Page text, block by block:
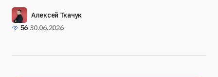
Алексей Ткачук
56 30.06.2026